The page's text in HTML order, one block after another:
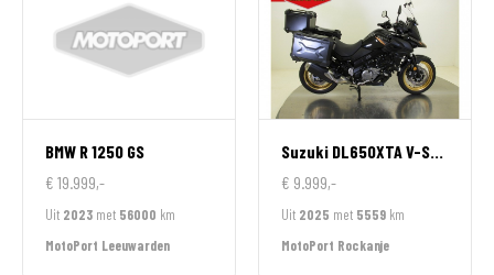
BMW R 1250 GS
€ 19.999,-
Uit 2023 met 56000 km
MotoPort Leeuwarden
Suzuki DL650XTA V-STROM
€ 9.999,-
Uit 2025 met 5559 km
MotoPort Rockanje